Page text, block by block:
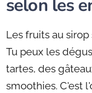
selon les
Les fruits au
Tu peux les
tartes, des
smoothies. C'est